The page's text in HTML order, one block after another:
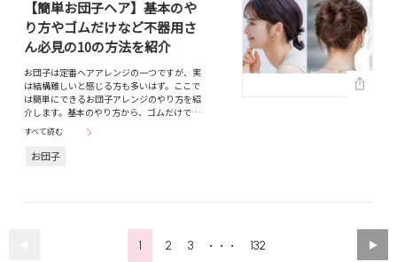
【簡単お団子ヘア】基本のや
り方やゴムだけなど不器用さ
ん必見の10の方法を紹介
お団子は定番ヘアアレンジの一つですが、実
は結構難しいと感じる方も多いはず。ここで
は簡単にできるお団子アレンジのやり方を紹
介します。基本のやり方から、ゴムだけで…
すべて読む
お団子
1 2 3 ・・・ 132